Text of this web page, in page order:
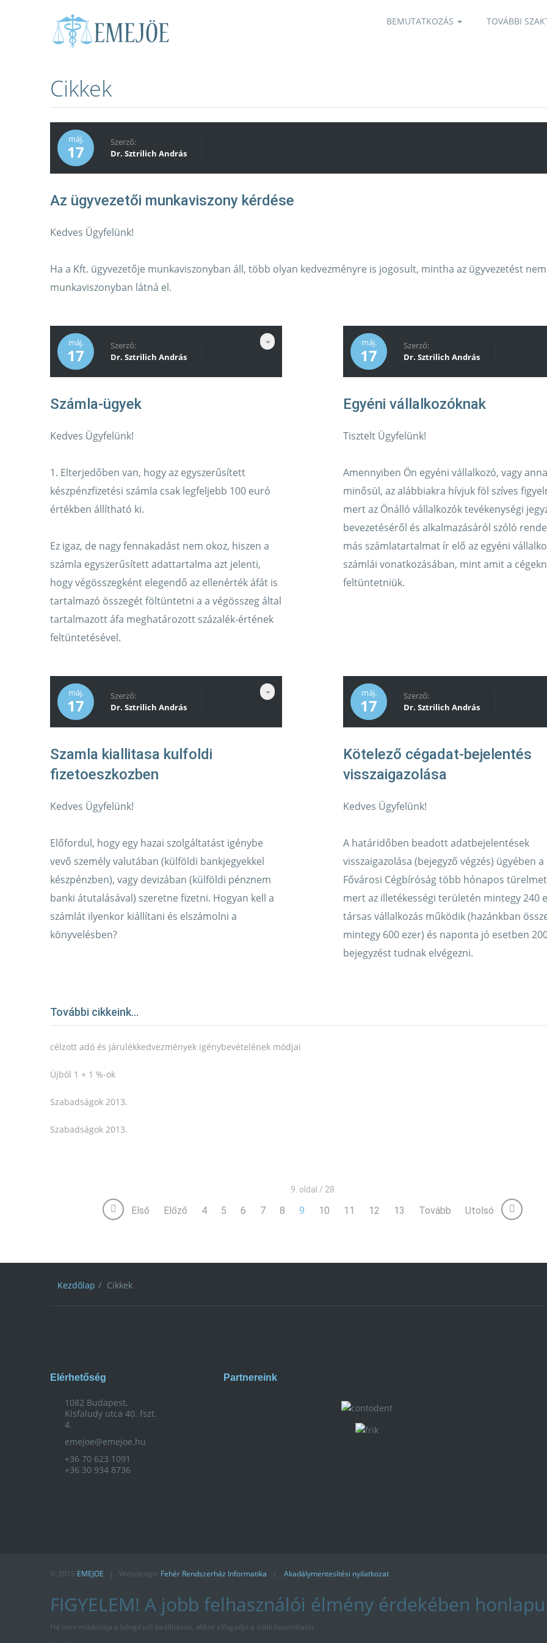
BEMUTATKOZÁS TOVÁBBI
Cikkek
máj.
17
Szerző:
Dr. Sztrilich András
Kedves Ügyfelünk!
Ha a Kft. ügyvezetője munkaviszonyban áll, több olyan kedvezményre is jogosult, mintha az ügyvezetést nem
munkaviszonyban látná el.
máj.
17
Szerző:
Dr. Sztrilich András
Kedves Ügyfelünk!
1. Elterjedőben van, hogy az egyszerűsített
készpénzfizetési számla csak legfeljebb 100 euró
értékben állítható ki.
Ez igaz, de nagy fennakadást nem okoz, hiszen a
számla egyszerűsített adattartalma azt jelenti,
hogy végösszegként elegendő az ellenérték áfát is
tartalmazó összegét föltüntetni a a végösszeg által
tartalmazott áfa meghatározott százalék-értének
feltüntetésével.
máj.
17
Szerző:
Dr. Sztrilich András
Tisztelt Ügyfelünk!
Amennyiben Ön egyéni vállalkozó, vagy
minősül, az alábbiakra hívjuk föl szíves
mert az Önálló vállalkozók tevékenységi
bevezetéséről és alkalmazásáról szóló
más számlatartalmat ír elő az egyéni
számlái vonatkozásában, mint amit a
feltüntetniük.
máj.
17
Szerző:
Dr. Sztrilich András
Szamla kiallitasa kulfoldi
Kedves Ügyfelünk!
Előfordul, hogy egy hazai szolgáltatást igénybe
vevő személy valutában (külföldi bankjegyekkel
készpénzben), vagy devizában (külföldi pénznem
banki átutalásával) szeretne fizetni. Hogyan kell a
számlát ilyenkor kiállítani és elszámolni a
könyvelésben?
máj.
17
Szerző:
Dr. Sztrilich András
Kötelező cégadat-bejelentés
Kedves Ügyfelünk!
A határidőben beadott adatbejelentések
visszaigazolása (bejegyző végzés) ügyében a
Fővárosi Cégbíróság több hónapos
mert az illetékességi területén mintegy 240
társas vállalkozás működik (hazánkban
mintegy 600 ezer) és naponta jó esetben
bejegyzést tudnak elvégezni.
További cikkeink...
9. oldal / 28
Első Előző 4 5 6 7 8 9 10 11 12 13 Tovább Utolsó
Kezdőlap Cikkek
Elérhetőség
1082 Budapest,
Kisfaludy utca 40. fszt.
4.
emejoe@emejoe.hu
+36 70 623 1091
+36 30 934 8736
Partnereink
© 2015 EMEJOE | Webdesign: Fehér Rendszerház Informatika | Akadálymentesítési nyilatkozat
FIGYELEM! A jobb felhasználói élmény érdekében
Ha nem módosítja a böngészõ beállításait, akkor elfogadja a sütik használatát.